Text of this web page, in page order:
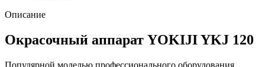
Описание
Окрасочный аппарат YOKIJI YKJ 120
Популярной моделью профессионального оборудования,